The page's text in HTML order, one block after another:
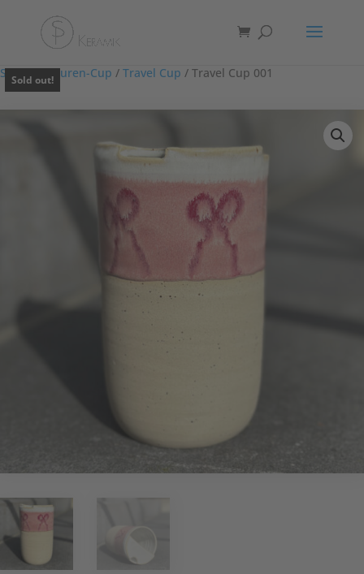
Sold out!
Start/Glasuren-Cup / Travel Cup / Travel Cup 001